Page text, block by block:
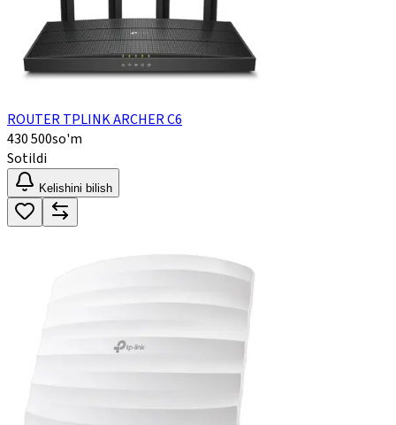
ROUTER TPLINK ARCHER C6
430 500so'm
Sotildi
Kelishini bilish